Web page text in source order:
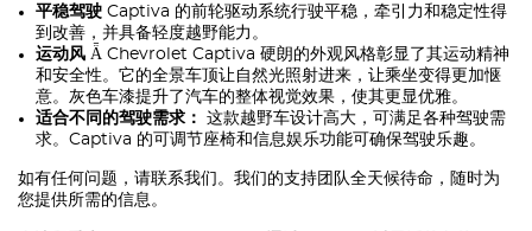
平稳驾驶 Captiva 的前轮驱动系统行驶平稳，牵引力和稳定性得
到改善，并具备轻度越野能力。
运动风 Ǟ Chevrolet Captiva 硬朗的外观风格彰显了其运动精神
和安全性。它的全景车顶让自然光照射进来，让乘坐变得更加惬
意。灰色车漆提升了汽车的整体视觉效果，使其更显优雅。
适合不同的驾驶需求： 这款越野车设计高大，可满足各种驾驶需
求。Captiva 的可调节座椅和信息娱乐功能可确保驾驶乐趣。
如有任何问题，请联系我们。我们的支持团队全天候待命，随时为
您提供所需的信息。